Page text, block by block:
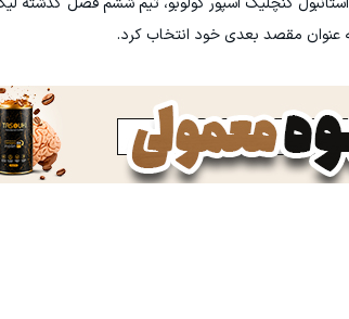
به عنوان مقصد بعدی خود انتخاب کرد.